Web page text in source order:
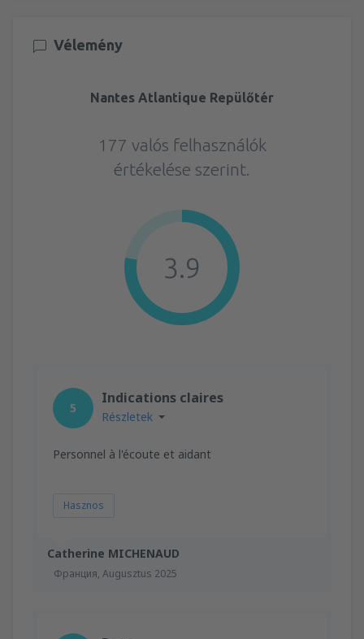
Vélemény
Nantes Atlantique Repülőtér
177 valós felhasználók
értékelése szerint.
3.9
Catherine MICHENAUD
Франция, Augusztus 2025
5
Indications claires
Részletek
Personnel à l'écoute et aidant
Hasznos